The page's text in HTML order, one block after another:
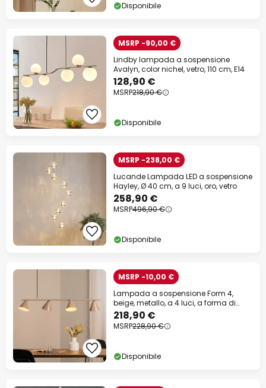
Disponibile
MSRP -90,00 €
Lindby lampada a sospensione
Avalyn, color nichel, vetro, 110 cm, E14
128,90 €
MSRP218,90 €
Disponibile
MSRP -238,00 €
Lucande Lampada LED a sospensione
Hayley, Ø 40 cm, a 9 luci, oro, vetro
258,90 €
MSRP496,90 €
Disponibile
MSRP -10,00 €
Lampada a sospensione Form 4,
beige, metallo, a 4 luci, a forma di
cono, E27
218,90 €
MSRP228,90 €
Disponibile